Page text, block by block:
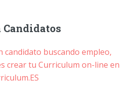
Candidatos
candidato buscando empleo,
crear tu Curriculum on-line en